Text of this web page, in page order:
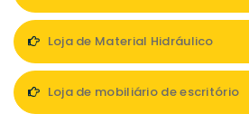
Loja de Material Hidráulico
Loja de mobiliário de escritório